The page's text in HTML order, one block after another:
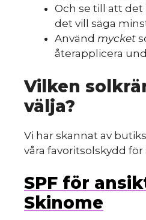
Och se till att
det vill säga
Använd mycket
återapplicera
Vilken
välja?
Vi har skannat av
våra favoritsolskydd
SPF för
Skinome